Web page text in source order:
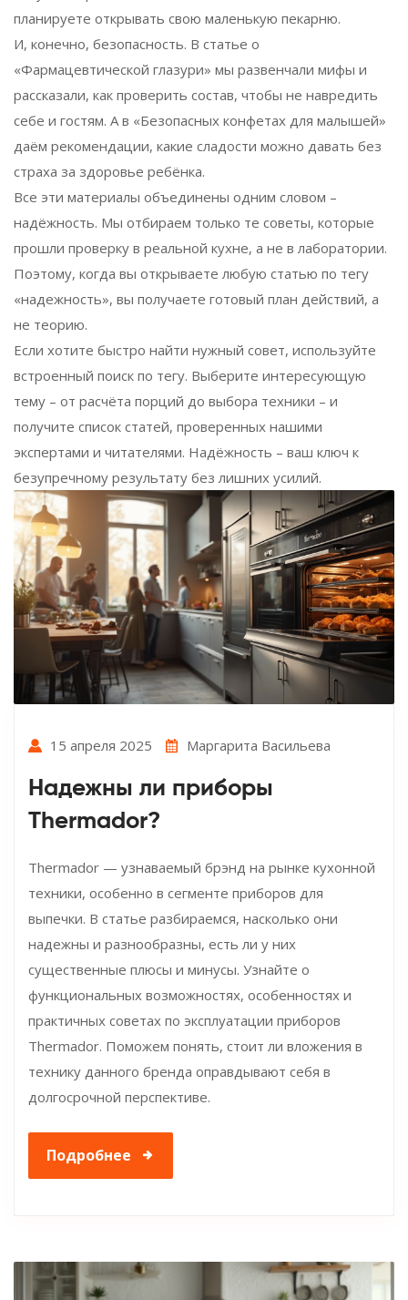
планируете открывать свою маленькую пекарню.
И, конечно, безопасность. В статье о
«Фармацевтической глазури» мы развенчали мифы и
рассказали, как проверить состав, чтобы не навредить
себе и гостям. А в «Безопасных конфетах для малышей»
даём рекомендации, какие сладости можно давать без
страха за здоровье ребёнка.
Все эти материалы объединены одним словом –
надёжность. Мы отбираем только те советы, которые
прошли проверку в реальной кухне, а не в лаборатории.
Поэтому, когда вы открываете любую статью по тегу
«надежность», вы получаете готовый план действий, а
не теорию.
Если хотите быстро найти нужный совет, используйте
встроенный поиск по тегу. Выберите интересующую
тему – от расчёта порций до выбора техники – и
получите список статей, проверенных нашими
экспертами и читателями. Надёжность – ваш ключ к
безупречному результату без лишних усилий.
15 апреля 2025 Маргарита Васильева
Надежны ли приборы
Thermador?
Thermador — узнаваемый брэнд на рынке кухонной
техники, особенно в сегменте приборов для
выпечки. В статье разбираемся, насколько они
надежны и разнообразны, есть ли у них
существенные плюсы и минусы. Узнайте о
функциональных возможностях, особенностях и
практичных советах по эксплуатации приборов
Thermador. Поможем понять, стоит ли вложения в
технику данного бренда оправдывают себя в
долгосрочной перспективе.
Подробнее